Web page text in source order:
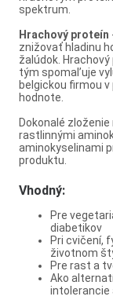
spektrum.
Hrachový proteín
znižovať hladinu
žalúdok.
tým spomal’uje
belgickou firmou
hodnote.
Dokonalé
rastlinnými
aminokyselinami
produktu.
Vhodný:
Pre
diabetikov
Pri cvičení,
životnom
Pre rast a
Ako
intolerancie